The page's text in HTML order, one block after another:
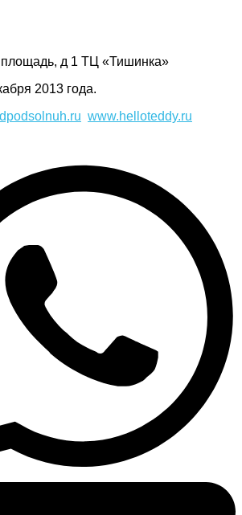
д 1 ТЦ «Тишинка»
2013 года.
www.helloteddy.ru